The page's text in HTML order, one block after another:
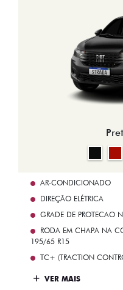
AR-CONDICIONADO
DIREÇÃO ELÉTRICA
GRADE DE PROTECAO
RODA EM CHAPA NA
195/65 R15
TC+ (TRACTION
VER MAIS